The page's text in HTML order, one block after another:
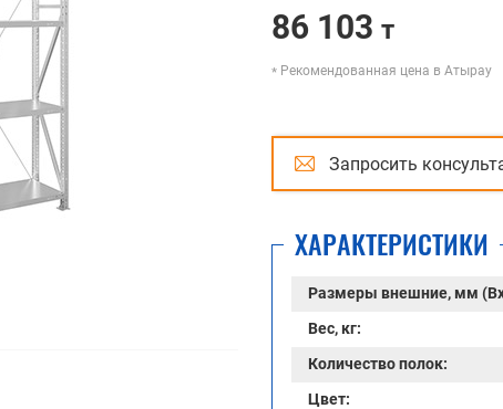
86 103 т
Рекомендованная цена в Атырау
Запросить
ХАРАКТЕРИСТИКИ
Размеры внешние, мм
Вес, кг:
Количество полок:
Цвет: